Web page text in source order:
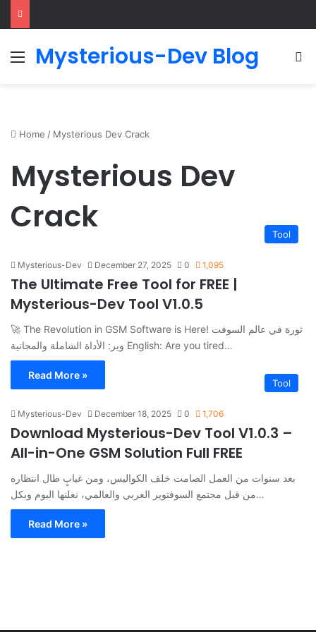
Menu
Mysterious-Dev Blog
Home / Mysterious Dev Crack
Mysterious Dev
Crack
Tool
Mysterious-Dev December 27, 2025 0 1,095
The Ultimate Free Tool for FREE |
Mysterious-Dev Tool V1.0.5
🚀 The Revolution in GSM Software is Here! ثورة في عالم السوفت
وير: الأداة الشاملة والمجانية English: Are you tired…
Read More »
Tool
Mysterious-Dev December 18, 2025 0 1,706
Download Mysterious-Dev Tool V1.0.3 –
All-in-One GSM Solution Full FREE
بعد سنوات من العمل الصامت خلف الكواليس، ومن غيابٍ طال انتظاره
من قبل مجتمع السوفتوير العربي والعالمي، نعلنها اليوم وبكل…
Read More »